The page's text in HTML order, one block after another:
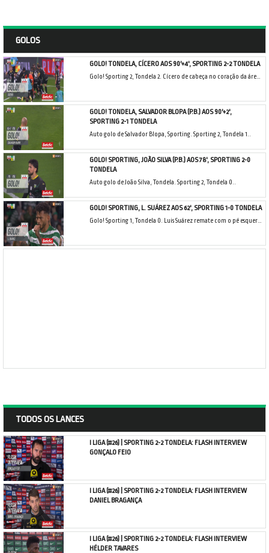
GOLOS
GOLO! TONDELA, CÍCERO AOS 90'+4', SPORTING 2-2 TONDELA
Golo! Sporting 2, Tondela 2. Cícero de cabeça no coração da área resultante do canto.
GOLO! TONDELA, SALVADOR BLOPA (P.B.) AOS 90'+2',
SPORTING 2-1 TONDELA
Auto golo de Salvador Blopa, Sporting. Sporting 2, Tondela 1..
GOLO! SPORTING, JOÃO SILVA (P.B.) AOS 78', SPORTING 2-0
TONDELA
Auto golo de João Silva, Tondela. Sporting 2, Tondela 0..
GOLO! SPORTING, L. SUÁREZ AOS 62', SPORTING 1-0 TONDELA
Golo! Sporting 1, Tondela 0. Luis Suárez remate com o pé esquerdo do lado direito da área.
TODOS OS LANCES
I LIGA (#26) | SPORTING 2-2 TONDELA: FLASH INTERVIEW
GONÇALO FEIO
I LIGA (#26) | SPORTING 2-2 TONDELA: FLASH INTERVIEW
DANIEL BRAGANÇA
I LIGA (#26) | SPORTING 2-2 TONDELA: FLASH INTERVIEW
HÉLDER TAVARES